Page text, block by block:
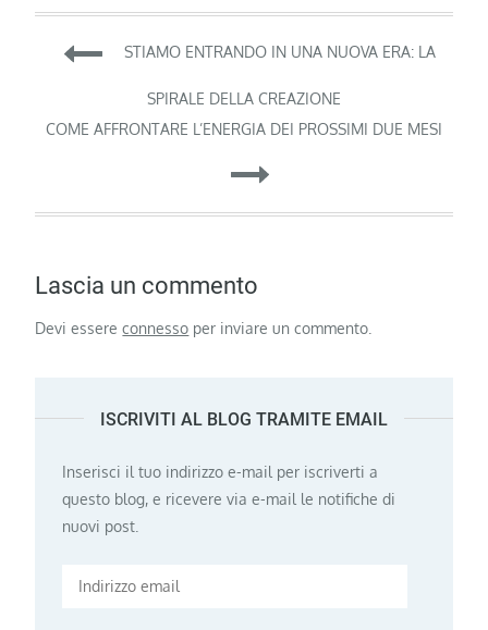
Navigazione
articoli
STIAMO ENTRANDO IN UNA NUOVA ERA: LA
SPIRALE DELLA CREAZIONE
COME AFFRONTARE L’ENERGIA DEI PROSSIMI DUE MESI
Lascia un commento
Devi essereconnesso per inviare un commento.
ISCRIVITI AL BLOG TRAMITE EMAIL
Inserisci il tuo indirizzo e-mail per iscriverti a
questo blog, e ricevere via e-mail le notifiche di
nuovi post.
Indirizzo